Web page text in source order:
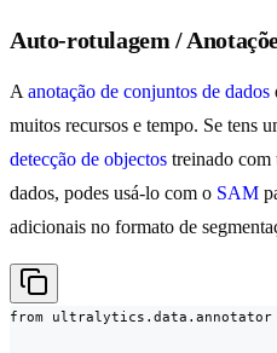
Auto-rotulagem /
A anotação de conjuntos de dados
muitos recursos e tempo. Se tens
detecção de objectos treinado com
dados, podes usá-lo com o SAM
adicionais no formato de
from ultralytics.data.annotator